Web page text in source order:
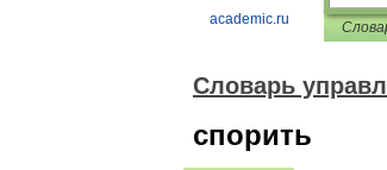
academic.ru
Словарь
спорить